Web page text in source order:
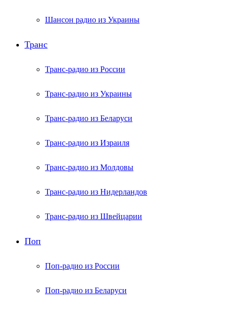
Шансон радио из Украины
Транс
Транс-радио из России
Транс-радио из Украины
Транс-радио из Беларуси
Транс-радио из Израиля
Транс-радио из Молдовы
Транс-радио из Нидерландов
Транс-радио из Швейцарии
Поп
Поп-радио из России
Поп-радио из Беларуси